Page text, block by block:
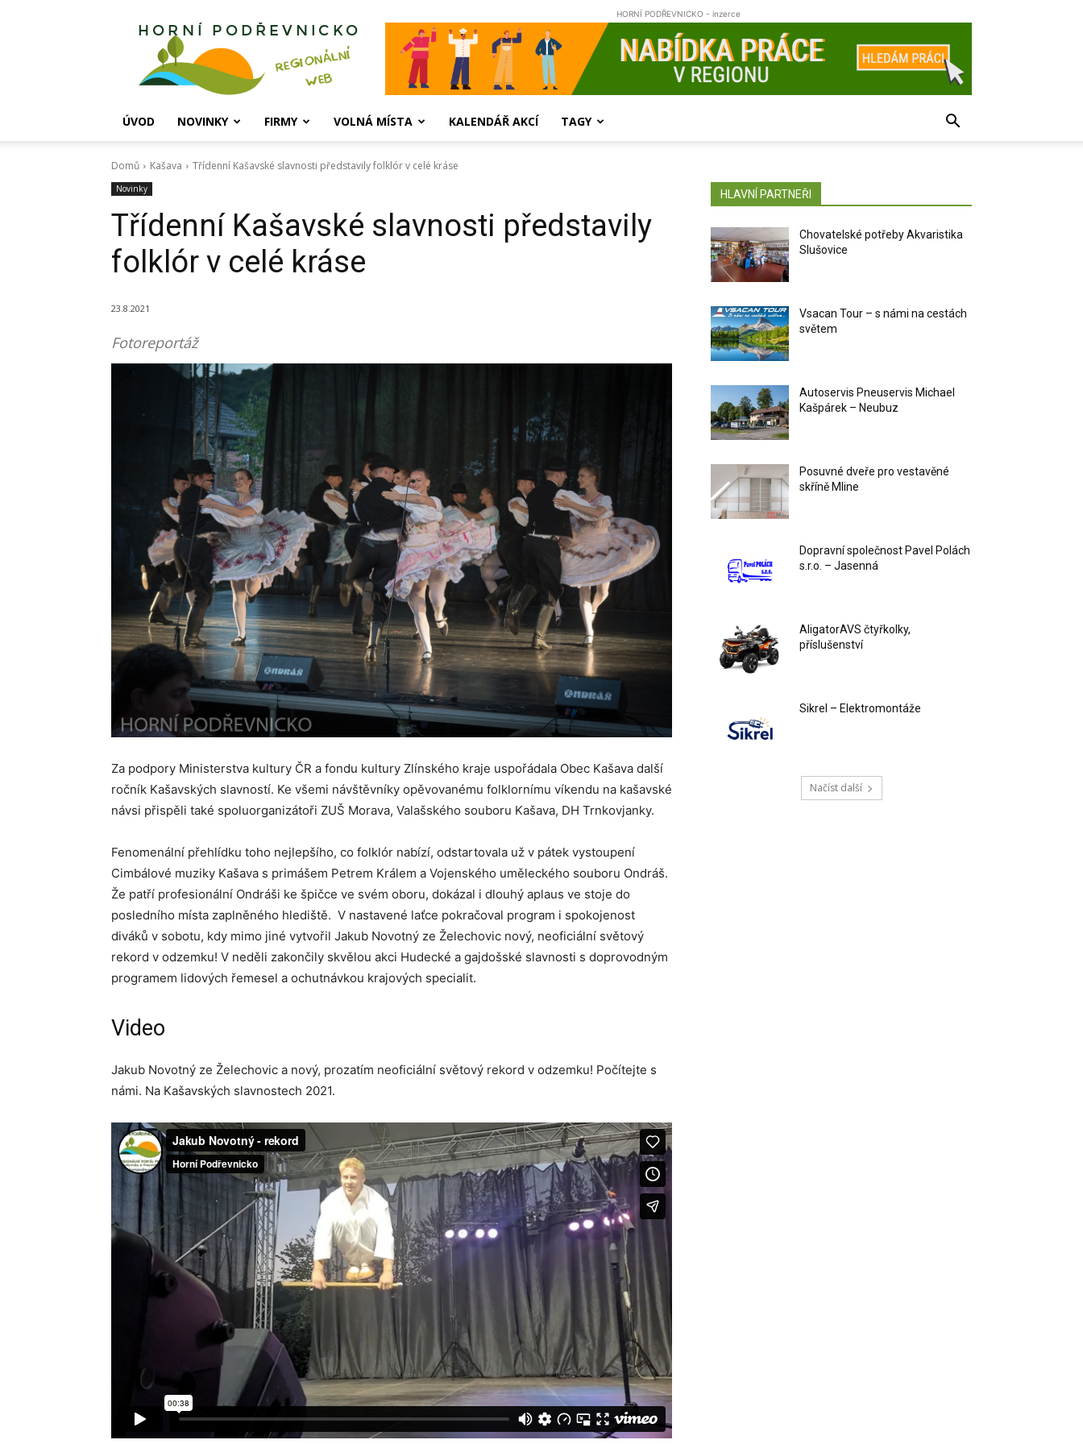
Horní
HORNÍ PODŘEVNICKO - inzerce
ÚVOD NOVINKY FIRMY VOLNÁ MÍSTA KALENDÁŘ AKCÍ TAGY
Domů Kašava Třídenní Kašavské slavnosti představily folklór v celé kráse
Novinky
Třídenní Kašavské slavnosti představily
folklór v celé kráse
23.8.2021
Fotoreportáž
Za podpory Ministerstva kultury ČR a fondu kultury Zlínského kraje uspořádala Obec Kašava další
ročník Kašavských slavností. Ke všemi návštěvníky opěvovanému folklornímu víkendu na kašavské
návsi přispěli také spoluorganizátoři ZUŠ Morava, Valašského souboru Kašava, DH Trnkovjanky.
Fenomenální přehlídku toho nejlepšího, co folklór nabízí, odstartovala už v pátek vystoupení
Cimbálové muziky Kašava s primášem Petrem Králem a Vojenského uměleckého souboru Ondráš.
Že patří profesionální Ondráši ke špičce ve svém oboru, dokázal i dlouhý aplaus ve stoje do
posledního místa zaplněného hlediště. V nastavené laťce pokračoval program i spokojenost
diváků v sobotu, kdy mimo jiné vytvořil Jakub Novotný ze Želechovic nový, neoficiální světový
rekord v odzemku! V neděli zakončily skvělou akci Hudecké a gajdošské slavnosti s doprovodným
programem lidových řemesel a ochutnávkou krajových specialit.
Video
Jakub Novotný ze Želechovic a nový, prozatím neoficiální světový rekord v odzemku! Počítejte s
námi. Na Kašavských slavnostech 2021.
HLAVNÍ PARTNEŘI
Chovatelské potřeby Akvaristika
Slušovice
Vsacan Tour – s námi na cestách
světem
Autoservis Pneuservis Michael
Kašpárek – Neubuz
Posuvné dveře pro vestavěné
skříně Mline
Dopravní společnost Pavel Polách
s.r.o. – Jasenná
AligatorAVS čtyřkolky,
příslušenství
Sikrel – Elektromontáže
Načíst další